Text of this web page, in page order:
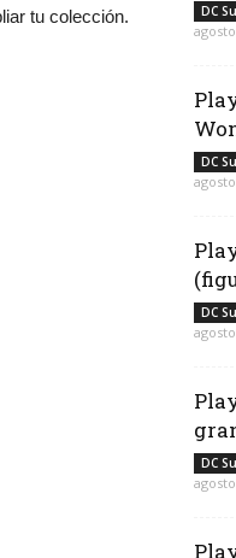
tu colección. DC
DC
DC
DC